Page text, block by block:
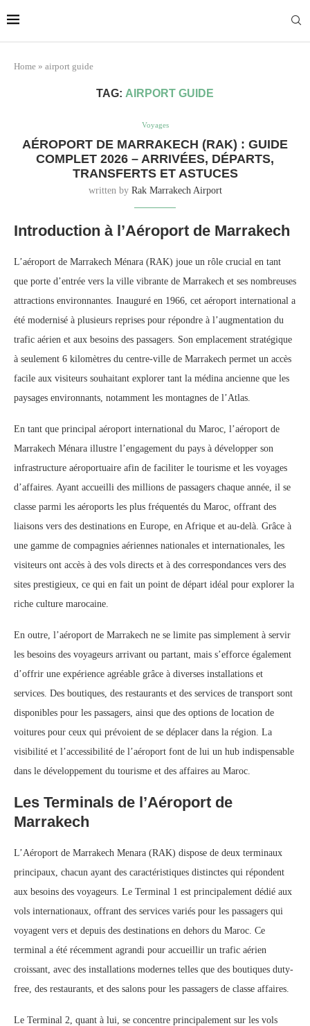
Home » airport guide
TAG: AIRPORT GUIDE
Voyages
AÉROPORT DE MARRAKECH (RAK) : GUIDE
COMPLET 2026 – ARRIVÉES, DÉPARTS,
TRANSFERTS ET ASTUCES
written by Rak Marrakech Airport
Introduction à l’Aéroport de Marrakech
L’aéroport de Marrakech Ménara (RAK) joue un rôle crucial en tant
que porte d’entrée vers la ville vibrante de Marrakech et ses nombreuses
attractions environnantes. Inauguré en 1966, cet aéroport international a
été modernisé à plusieurs reprises pour répondre à l’augmentation du
trafic aérien et aux besoins des passagers. Son emplacement stratégique
à seulement 6 kilomètres du centre-ville de Marrakech permet un accès
facile aux visiteurs souhaitant explorer tant la médina ancienne que les
paysages environnants, notamment les montagnes de l’Atlas.
En tant que principal aéroport international du Maroc, l’aéroport de
Marrakech Ménara illustre l’engagement du pays à développer son
infrastructure aéroportuaire afin de faciliter le tourisme et les voyages
d’affaires. Ayant accueilli des millions de passagers chaque année, il se
classe parmi les aéroports les plus fréquentés du Maroc, offrant des
liaisons vers des destinations en Europe, en Afrique et au-delà. Grâce à
une gamme de compagnies aériennes nationales et internationales, les
visiteurs ont accès à des vols directs et à des correspondances vers des
sites prestigieux, ce qui en fait un point de départ idéal pour explorer la
riche culture marocaine.
En outre, l’aéroport de Marrakech ne se limite pas simplement à servir
les besoins des voyageurs arrivant ou partant, mais s’efforce également
d’offrir une expérience agréable grâce à diverses installations et
services. Des boutiques, des restaurants et des services de transport sont
disponibles pour les passagers, ainsi que des options de location de
voitures pour ceux qui prévoient de se déplacer dans la région. La
visibilité et l’accessibilité de l’aéroport font de lui un hub indispensable
dans le développement du tourisme et des affaires au Maroc.
Les Terminals de l’Aéroport de
Marrakech
L’Aéroport de Marrakech Menara (RAK) dispose de deux terminaux
principaux, chacun ayant des caractéristiques distinctes qui répondent
aux besoins des voyageurs. Le Terminal 1 est principalement dédié aux
vols internationaux, offrant des services variés pour les passagers qui
voyagent vers et depuis des destinations en dehors du Maroc. Ce
terminal a été récemment agrandi pour accueillir un trafic aérien
croissant, avec des installations modernes telles que des boutiques duty-
free, des restaurants, et des salons pour les passagers de classe affaires.
Le Terminal 2, quant à lui, se concentre principalement sur les vols
casablanca-tours.com